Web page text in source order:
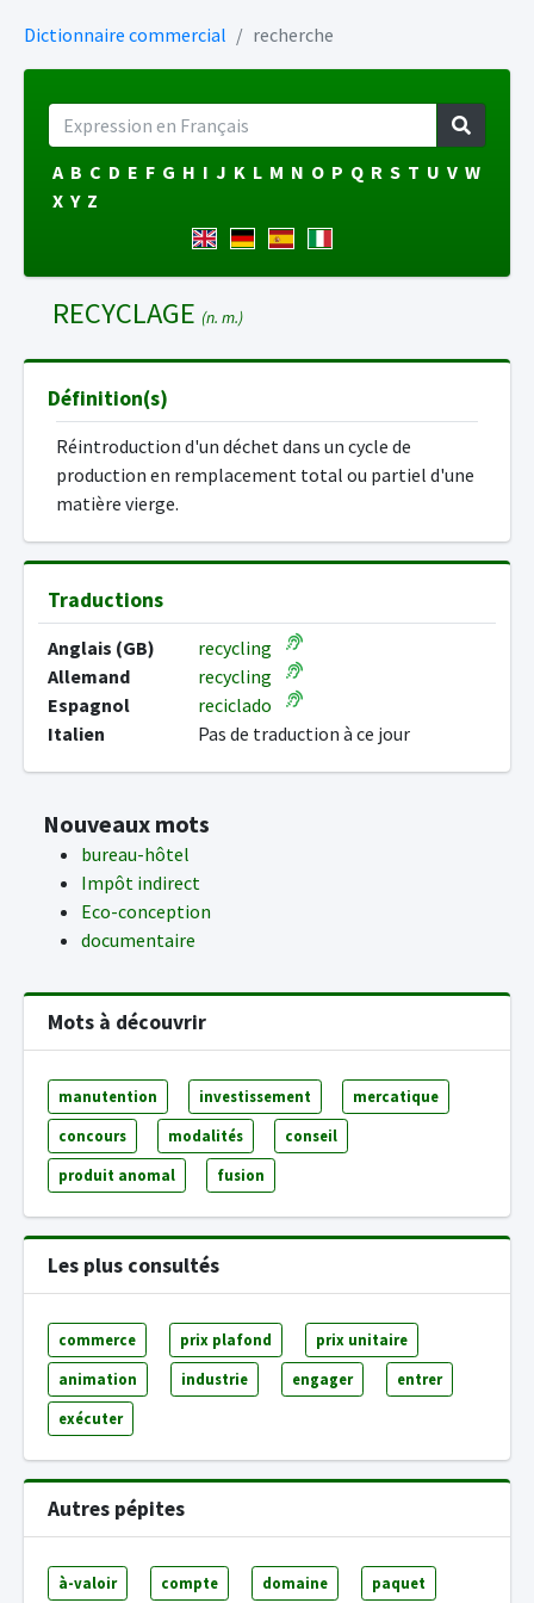
Dictionnaire commercial recherche
A B C D E F G H I J K L M N O P Q R S T U V W
X Y Z
RECYCLAGE (n. m.)
Définition(s)
Réintroduction d'un déchet dans un cycle de
production en remplacement total ou partiel d'une
matière vierge.
Traductions
Anglais (GB)
recycling
Allemand
recycling
Espagnol
reciclado
Italien
Pas de traduction à ce jour
Nouveaux mots
bureau-hôtel
Impôt indirect
Eco-conception
documentaire
Mots à découvrir
manutention investissement mercatique
concours modalités conseil
produit anomal fusion
Les plus consultés
commerce prix plafond prix unitaire
animation industrie engager entrer
exécuter
Autres pépites
à-valoir compte domaine paquet